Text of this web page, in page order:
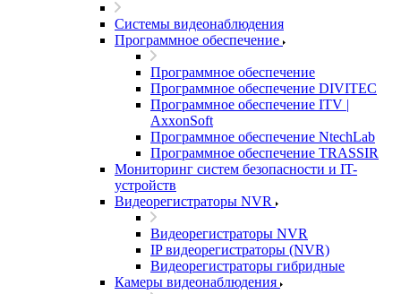
Системы видеонаблюдения
Программное обеспечение
Программное обеспечение
Программное обеспечение DIVITEC
Программное обеспечение ITV |
AxxonSoft
Программное обеспечение NtechLab
Программное обеспечение TRASSIR
Мониторинг систем безопасности и IT-
устройств
Видеорегистраторы NVR
Видеорегистраторы NVR
IP видеорегистраторы (NVR)
Видеорегистраторы гибридные
Камеры видеонаблюдения